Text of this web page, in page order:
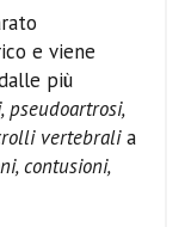
e viene
più
pseudoartrosi,
vertebralia
contusioni,